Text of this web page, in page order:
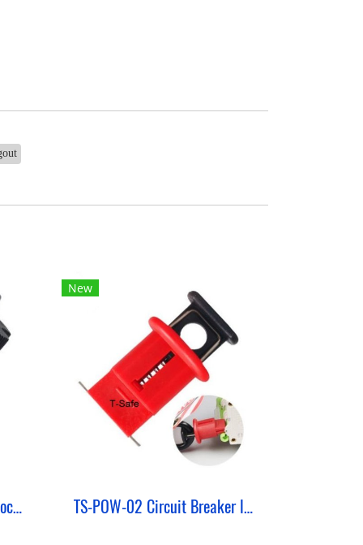
TS-TB-01 Circuit Breaker Lockout ยี่ห้อ T-Safe model Tie Bar Lockout
New
TS-POW-02 Circuit Breaker lockout ยี่ห้อ T-Safe Model Pin Out Wide